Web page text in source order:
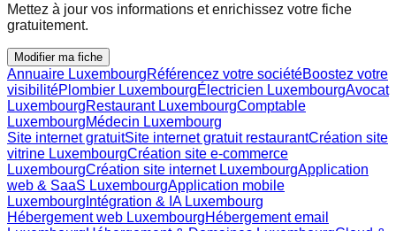
Mettez à jour vos informations et enrichissez votre fiche
gratuitement.
Modifier ma fiche
Annuaire LuxembourgRéférencez votre sociétéBoostez votre
visibilitéPlombier LuxembourgÉlectricien LuxembourgAvocat
LuxembourgRestaurant LuxembourgComptable
LuxembourgMédecin Luxembourg
Site internet gratuitSite internet gratuit restaurantCréation site
vitrine LuxembourgCréation site e-commerce
LuxembourgCréation site internet LuxembourgApplication
web & SaaS LuxembourgApplication mobile
Luxembourg Intégration & IA Luxembourg
Hébergement web LuxembourgHébergement email